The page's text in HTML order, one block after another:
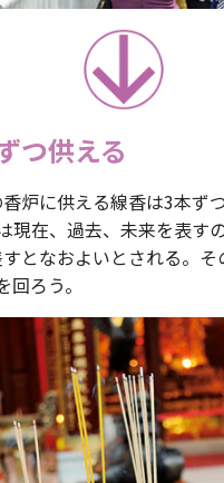
つ供える
炉に供える線香は3本ず
現在、過去、未来を表す
となおよいとされる。そ
回ろう。